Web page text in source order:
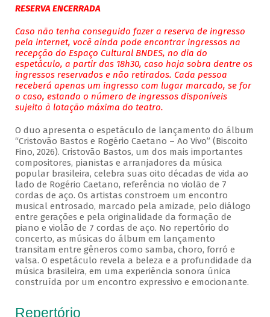
RESERVA ENCERRADA
Caso não tenha conseguido fazer a reserva de ingresso
pela internet, você ainda pode encontrar ingressos na
recepção do Espaço Cultural BNDES, no dia do
espetáculo, a partir das 18h30, caso haja sobra dentre os
ingressos reservados e não retirados. Cada pessoa
receberá apenas um ingresso com lugar marcado, se for
o caso, estando o número de ingressos disponíveis
sujeito à lotação máxima do teatro.
O duo apresenta o espetáculo de lançamento do álbum
“Cristovão Bastos e Rogério Caetano – Ao Vivo” (Biscoito
Fino, 2026). Cristovão Bastos, um dos mais importantes
compositores, pianistas e arranjadores da música
popular brasileira, celebra suas oito décadas de vida ao
lado de Rogério Caetano, referência no violão de 7
cordas de aço. Os artistas constroem um encontro
musical entrosado, marcado pela amizade, pelo diálogo
entre gerações e pela originalidade da formação de
piano e violão de 7 cordas de aço. No repertório do
concerto, as músicas do álbum em lançamento
transitam entre gêneros como samba, choro, forró e
valsa. O espetáculo revela a beleza e a profundidade da
música brasileira, em uma experiência sonora única
construída por um encontro expressivo e emocionante.
Repertório